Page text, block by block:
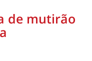
de mutirão